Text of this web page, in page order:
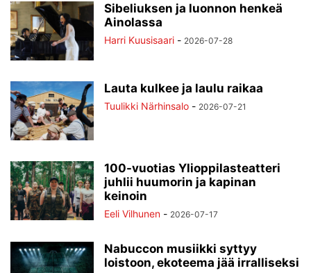
Sibeliuksen ja luonnon henkeä
Ainolassa
Harri Kuusisaari - 2026-07-28
Lauta kulkee ja laulu raikaa
Tuulikki Närhinsalo - 2026-07-21
100-vuotias Ylioppilasteatteri
juhlii huumorin ja kapinan
keinoin
Eeli Vilhunen - 2026-07-17
Nabuccon musiikki syttyy
loistoon, ekoteema jää irralliseksi